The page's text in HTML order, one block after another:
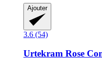
Ajouter
3.6 (54)
Urtekram Rose